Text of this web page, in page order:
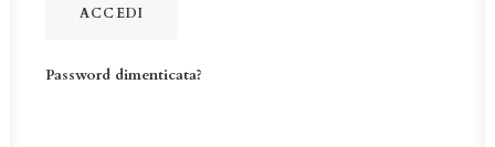
ACCEDI
Password dimenticata?